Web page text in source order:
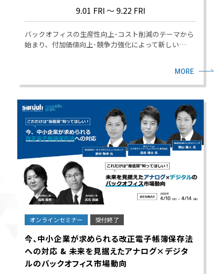
9.01 FRI～ 9.22 FRI
バックオフィスの生産性向上･コスト削減のテーマから
始まり、付加価値向上･競争力強化によって新しい…
MORE
オンラインセミナー 受付終了
今、中小企業が求められる改正電子帳簿保存法
への対応 & 未来を見据えたアナログ×デジタ
ルのバックオフィス市場動向